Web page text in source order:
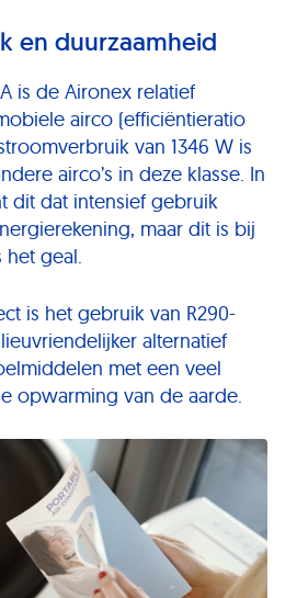
en duurzaamheid
is de Aironex relatief
airco (efficiëntieratio
van 1346 W is
airco’s in deze klasse. In
dit dat intensief gebruik
maar dit is bij
het geal.
is het gebruik van R290-
alternatief
met een veel
opwarming van de aarde.